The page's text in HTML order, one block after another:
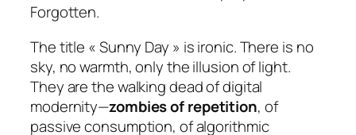
Forgotten.
The title « Sunny Day » is ironic. There is no
sky, no warmth, only the illusion of light.
They are the walking dead of digital
modernity—zombies of repetition, of
passive consumption, of algorithmic